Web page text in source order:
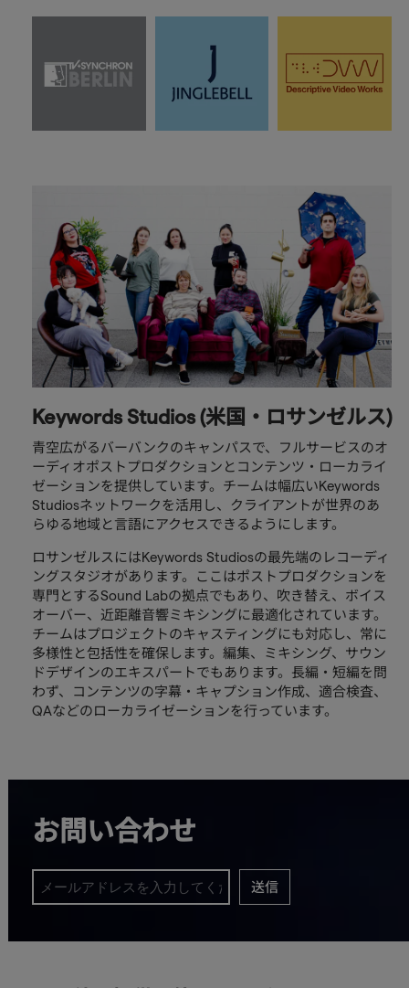
Keywords Studios (米国・ロサンゼルス)
青空広がるバーバンクのキャンパスで、フルサービスのオ
ーディオポストプロダクションとコンテンツ・ローカライ
ゼーションを提供しています。チームは幅広いKeywords
Studiosネットワークを活用し、クライアントが世界のあ
らゆる地域と言語にアクセスできるようにします。
ロサンゼルスにはKeywords Studiosの最先端のレコーディ
ングスタジオがあります。ここはポストプロダクションを
専門とするSound Labの拠点でもあり、吹き替え、ボイス
オーバー、近距離音響ミキシングに最適化されています。
チームはプロジェクトのキャスティングにも対応し、常に
多様性と包括性を確保します。編集、ミキシング、サウン
ドデザインのエキスパートでもあります。長編・短編を問
わず、コンテンツの字幕・キャプション作成、適合検査、
QAなどのローカライゼーションを行っています。
お問い合わせ
送信